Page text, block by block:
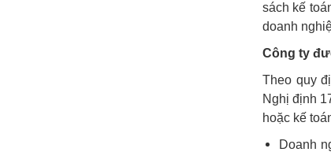
sách kế
doanh
Công ty
Theo quy
Nghị định
hoặc kế
Doanh